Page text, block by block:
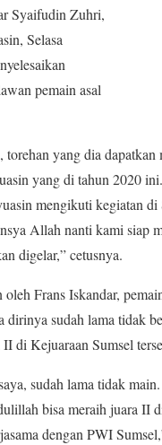
Syaifudin Zuhri,
Selasa
pemain asal
yang dia dapatkan
yang di tahun 2020
mengikuti kegiatan di
Allah nanti kami siap
digelar,” cetusnya.
oleh Frans Iskandar,
dirinya sudah lama tidak
di Kejuaraan Sumsel
sudah lama tidak
bisa meraih juara II
dengan PWI